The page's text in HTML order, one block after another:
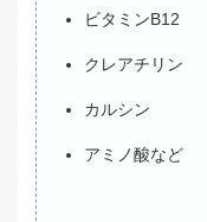
ビタミンB12
クレアチリン
カルシン
アミノ酸など